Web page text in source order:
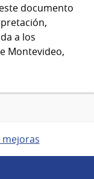
documento
a los
Montevideo,